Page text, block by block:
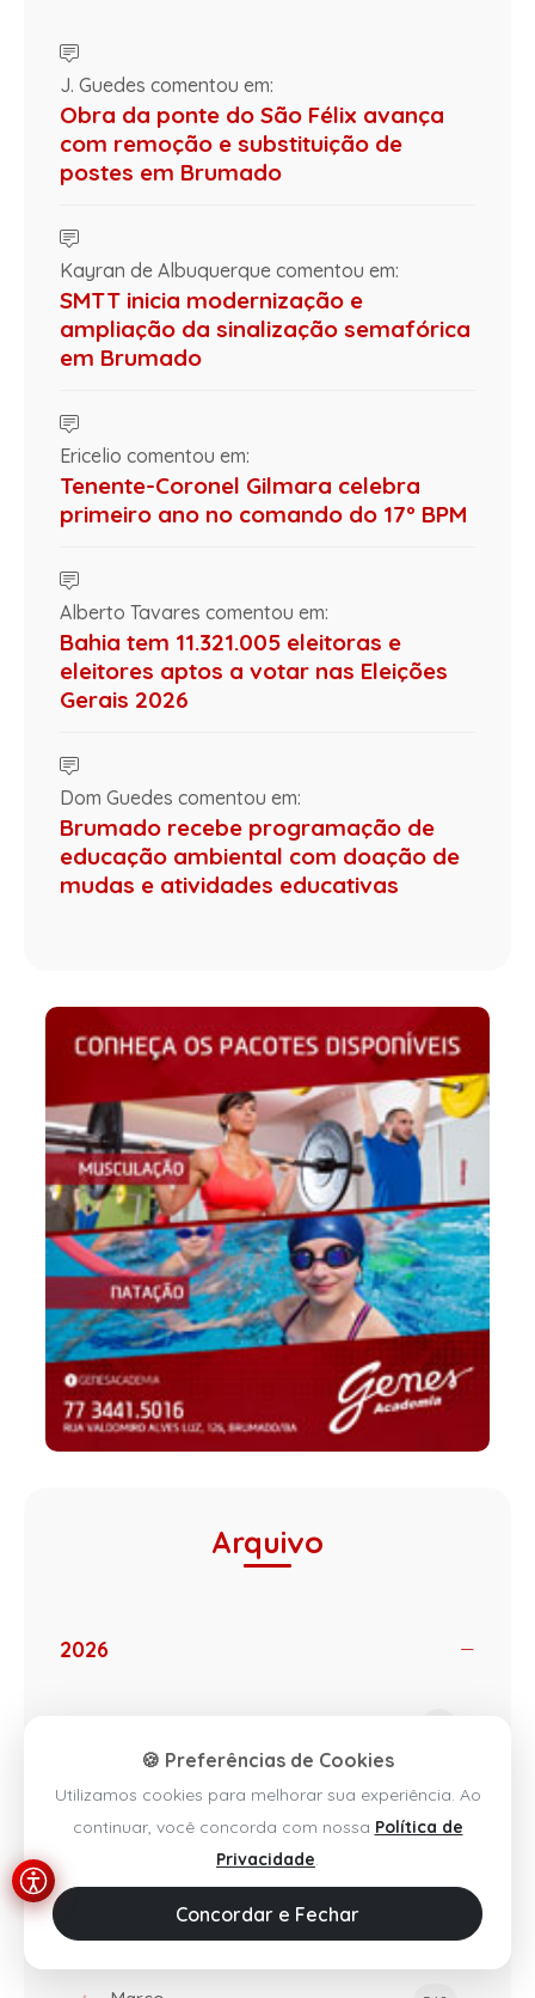
J. Guedes comentou em:
Obra da ponte do São Félix avança
com remoção e substituição de
postes em Brumado
Kayran de Albuquerque comentou em:
SMTT inicia modernização e
ampliação da sinalização semafórica
em Brumado
Ericelio comentou em:
Tenente-Coronel Gilmara celebra
primeiro ano no comando do 17º BPM
Alberto Tavares comentou em:
Bahia tem 11.321.005 eleitoras e
eleitores aptos a votar nas Eleições
Gerais 2026
Dom Guedes comentou em:
Brumado recebe programação de
educação ambiental com doação de
mudas e atividades educativas
Arquivo
2026
Junho 420
Maio 534
Abril 518
🍪 Preferências de Cookies
Utilizamos cookies para melhorar sua experiência. Ao
continuar, você concorda com nossa Política de
Privacidade.
Concordar e Fechar